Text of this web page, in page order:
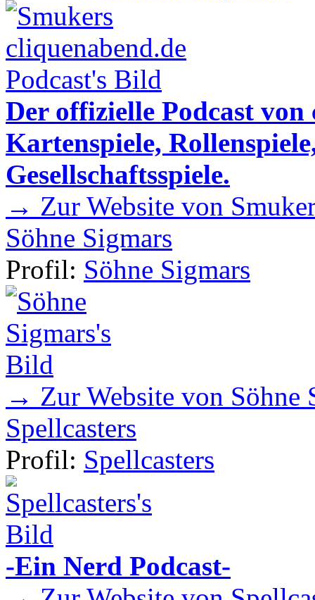
Der offizielle Podcast
Kartenspiele,
Gesellschaftsspiele.
→ Zur Website von
Söhne Sigmars
Profil: Söhne Sigmars
→ Zur Website von Söhne
Spellcasters
Profil: Spellcasters
-Ein Nerd Podcast-